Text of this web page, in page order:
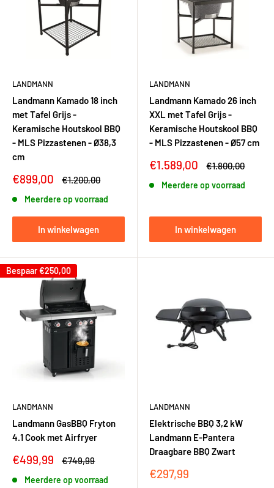
LANDMANN
Landmann Kamado 18 inch
met Tafel Grijs -
Keramische Houtskool BBQ
- MLS Pizzastenen - Ø38,3
cm
Kortingsprijs
€899,00 Adviesprijs
€1.200,00
Meerdere op voorraad
In winkelwagen
LANDMANN
Landmann Kamado 26 inch
XXL met Tafel Grijs -
Keramische Houtskool BBQ
- MLS Pizzastenen - Ø57 cm
Kortingsprijs
€1.589,00 Adviesprijs
€1.800,00
Meerdere op voorraad
In winkelwagen
Bespaar€250,00
LANDMANN
Landmann GasBBQ Fryton
4.1 Cook met Airfryer
Kortingsprijs
€499,99 Adviesprijs
€749,99
Meerdere op voorraad
LANDMANN
Elektrische BBQ 3,2 kW
Landmann E-Pantera
Draagbare BBQ Zwart
Kortingsprijs
€297,99